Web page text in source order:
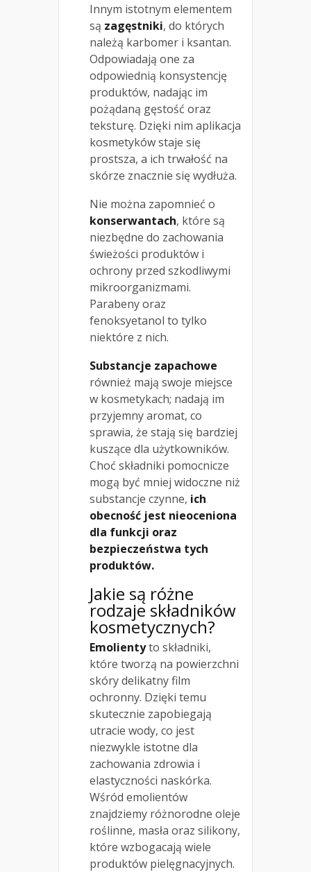
Innym istotnym elementem
są zagęstniki, do których
należą karbomer i ksantan.
Odpowiadają one za
odpowiednią konsystencję
produktów, nadając im
pożądaną gęstość oraz
teksturę. Dzięki nim aplikacja
kosmetyków staje się
prostsza, a ich trwałość na
skórze znacznie się wydłuża.
Nie można zapomnieć o
konserwantach, które są
niezbędne do zachowania
świeżości produktów i
ochrony przed szkodliwymi
mikroorganizmami.
Parabeny oraz
fenoksyetanol to tylko
niektóre z nich.
Substancje zapachowe
również mają swoje miejsce
w kosmetykach; nadają im
przyjemny aromat, co
sprawia, że stają się bardziej
kuszące dla użytkowników.
Choć składniki pomocnicze
mogą być mniej widoczne niż
substancje czynne, ich
obecność jest nieoceniona
dla funkcji oraz
bezpieczeństwa tych
produktów.
Jakie są różne
rodzaje składników
kosmetycznych?
Emolientyto składniki,
które tworzą na powierzchni
skóry delikatny film
ochronny. Dzięki temu
skutecznie zapobiegają
utracie wody, co jest
niezwykle istotne dla
zachowania zdrowia i
elastyczności naskórka.
Wśród emolientów
znajdziemy różnorodne oleje
roślinne, masła oraz silikony,
które wzbogacają wiele
produktów pielęgnacyjnych.